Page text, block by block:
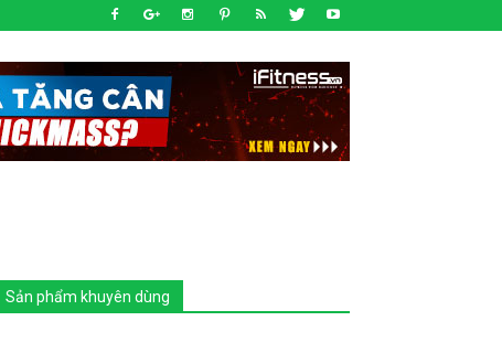
Sản phẩm khuyên dùng